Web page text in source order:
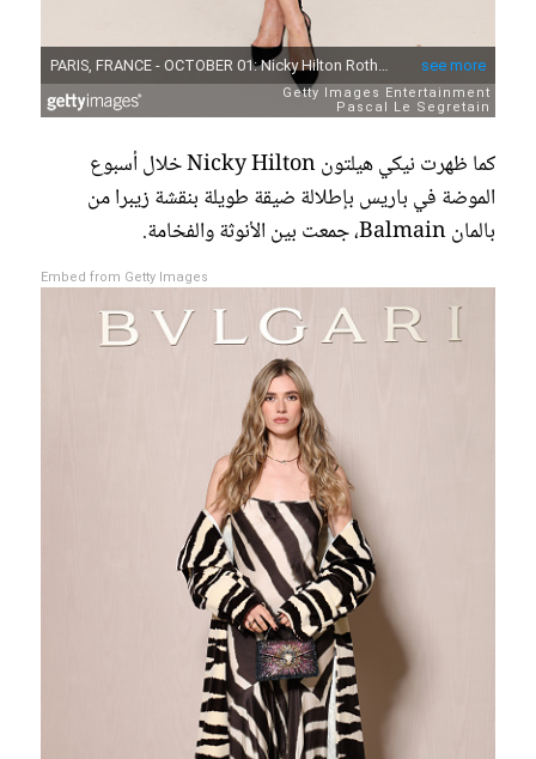
كما ظهرت نيكي هيلتون Nicky Hilton خلال أسبوع
الموضة في باريس بإطلالة ضيقة طويلة بنقشة زيبرا من
بالمان Balmain، جمعت بين الأنوثة والفخامة.
Embed from Getty Images